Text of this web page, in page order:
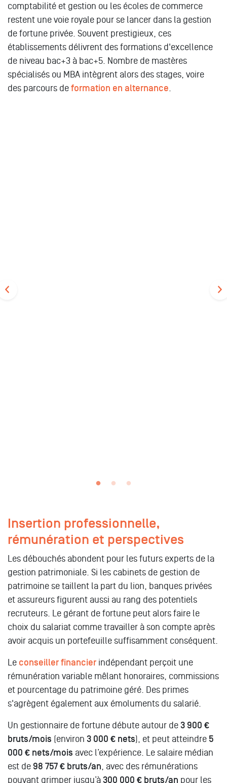
comptabilité et gestion ou les écoles de commerce
restent une voie royale pour se lancer dans la gestion
de fortune privée. Souvent prestigieux, ces
établissements délivrent des formations d'excellence
de niveau bac+3 à bac+5. Nombre de mastères
spécialisés ou MBA intègrent alors des stages, voire
des parcours de formation en alternance
Insertion professionnelle,
rémunération et perspectives
Les débouchés abondent pour les futurs experts de la
gestion patrimoniale. Si les cabinets de gestion de
patrimoine se taillent la part du lion, banques privées
et assureurs figurent aussi au rang des potentiels
recruteurs. Le gérant de fortune peut alors faire le
choix du salariat comme travailler à son compte après
avoir acquis un portefeuille suffisamment conséquent.
Le conseiller financier indépendant perçoit une
rémunération variable mêlant honoraires, commissions
et pourcentage du patrimoine géré. Des primes
s'agrègent également aux émoluments du salarié.
Un gestionnaire de fortune débute autour de 3 900 €
bruts/mois (environ 3 000 € nets), et peut atteindre 5
000 € nets/mois avec l’expérience. Le salaire médian
est de 98 757 € bruts/an , avec des rémunérations
pouvant grimper jusqu’à 300 000 € bruts/an pour les